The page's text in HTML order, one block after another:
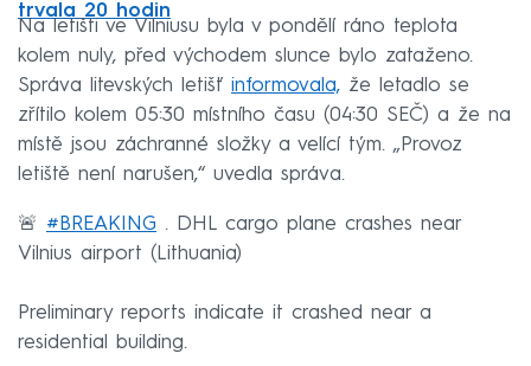
trvala 20 hodin
Na letišti ve Vilniusu byla v pondělí ráno teplota
kolem nuly, před východem slunce bylo zataženo.
Správa litevských letišť informovala, že letadlo se
zřítilo kolem 05:30 místního času (04:30 SEČ) a že na
místě jsou záchranné složky a velící tým. „Provoz
letiště není narušen,“ uvedla správa.
🚨 #BREAKING . DHL cargo plane crashes near
Vilnius airport (Lithuania)
Preliminary reports indicate it crashed near a
residential building.